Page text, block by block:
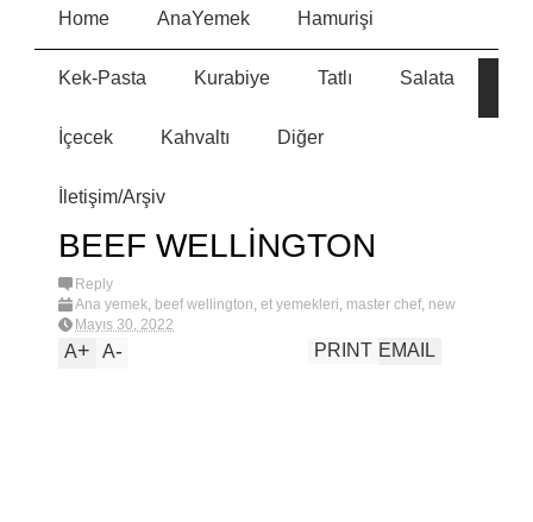
Home AnaYemek Hamurişi
Kek-Pasta Kurabiye Tatlı Salata
İçecek Kahvaltı Diğer
İletişim/Arşiv
BEEF WELLİNGTON
Reply
Ana yemek, beef wellington, et yemekleri, master chef, new
Mayıs 30, 2022
A+ A- EMAIL
PRINT